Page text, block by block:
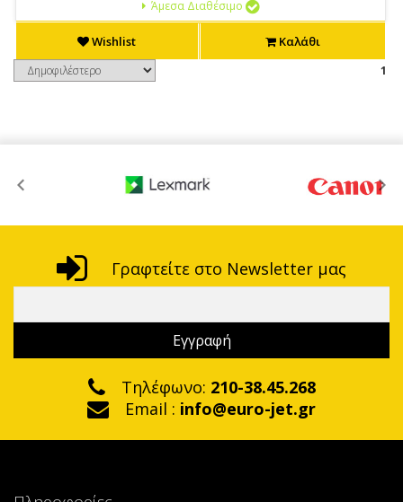
Άμεσα Διαθέσιμο
Wishlist Καλάθι
1
Γραφτείτε στο Newsletter μας
Τηλέφωνο: 210-38.45.268
Email : info@euro-jet.gr